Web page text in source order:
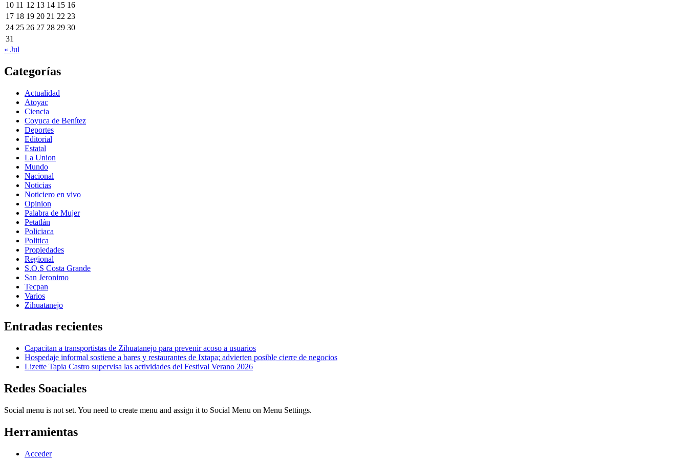
10 11 12 13 14 15 16
17 18 19 20 21 22 23
24 25 26 27 28 29 30
31
« Jul
Categorías
Actualidad
Atoyac
Ciencia
Coyuca de Benítez
Deportes
Editorial
Estatal
La Union
Mundo
Nacional
Noticias
Noticiero en vivo
Opinion
Palabra de Mujer
Petatlán
Policiaca
Politica
Propiedades
Regional
S.O.S Costa Grande
San Jeronimo
Tecpan
Varios
Zihuatanejo
Entradas recientes
Capacitan a transportistas de Zihuatanejo para prevenir acoso a usuarios
Hospedaje informal sostiene a bares y restaurantes de Ixtapa; advierten posible cierre de negocios
Lizette Tapia Castro supervisa las actividades del Festival Verano 2026
Redes Soaciales
Social menu is not set. You need to create menu and assign it to Social Menu on Menu Settings.
Herramientas
Acceder